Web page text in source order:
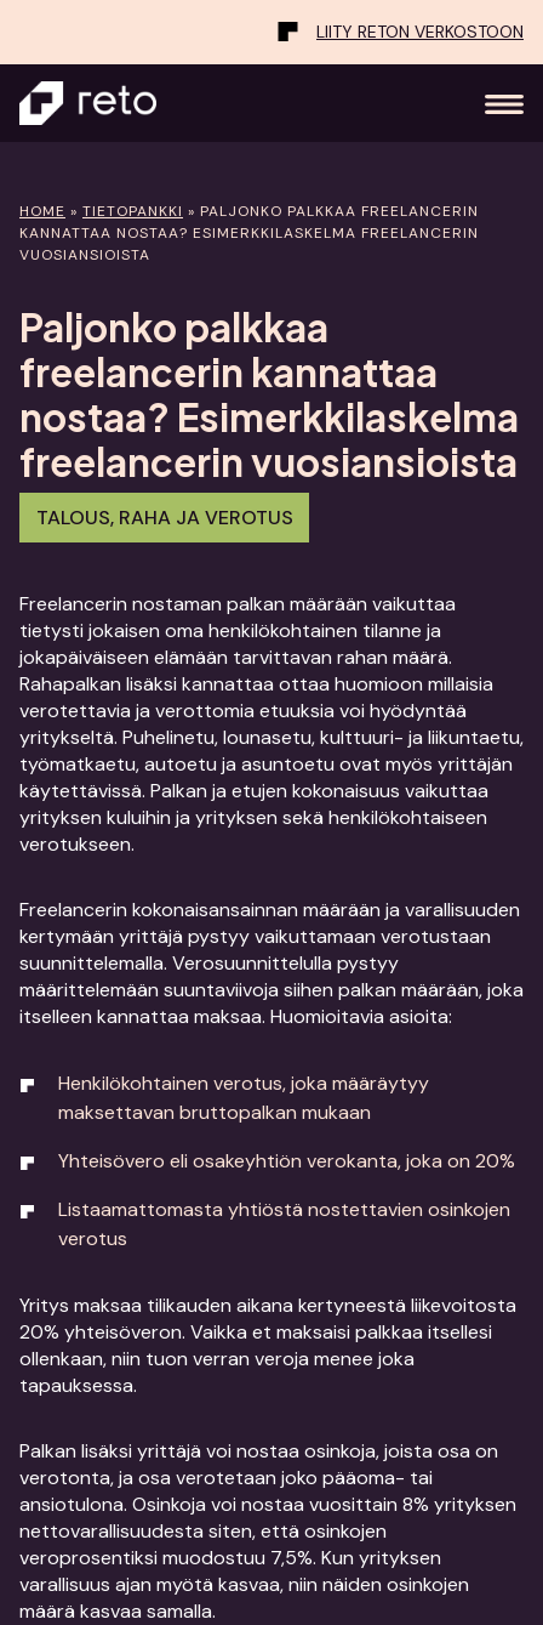
LIITY RETON VERKOSTOON
HOME » TIETOPANKKI » PALJONKO PALKKAA FREELANCERIN
KANNATTAA NOSTAA? ESIMERKKILASKELMA FREELANCERIN
VUOSIANSIOISTA
Paljonko palkkaa
freelancerin kannattaa
nostaa? Esimerkkilaskelma
freelancerin vuosiansioista
TALOUS, RAHA JA VEROTUS
Freelancerin nostaman palkan määrään vaikuttaa
tietysti jokaisen oma henkilökohtainen tilanne ja
jokapäiväiseen elämään tarvittavan rahan määrä.
Rahapalkan lisäksi kannattaa ottaa huomioon millaisia
verotettavia ja verottomia etuuksia voi hyödyntää
yritykseltä. Puhelinetu, lounasetu, kulttuuri- ja liikuntaetu,
työmatkaetu, autoetu ja asuntoetu ovat myös yrittäjän
käytettävissä. Palkan ja etujen kokonaisuus vaikuttaa
yrityksen kuluihin ja yrityksen sekä henkilökohtaiseen
verotukseen.
Freelancerin kokonaisansainnan määrään ja varallisuuden
kertymään yrittäjä pystyy vaikuttamaan verotustaan
suunnittelemalla. Verosuunnittelulla pystyy
määrittelemään suuntaviivoja siihen palkan määrään, joka
itselleen kannattaa maksaa. Huomioitavia asioita:
Henkilökohtainen verotus, joka määräytyy
maksettavan bruttopalkan mukaan
Yhteisövero eli osakeyhtiön verokanta, joka on 20%
Listaamattomasta yhtiöstä nostettavien osinkojen
verotus
Yritys maksaa tilikauden aikana kertyneestä liikevoitosta
20% yhteisöveron. Vaikka et maksaisi palkkaa itsellesi
ollenkaan, niin tuon verran veroja menee joka
tapauksessa.
Palkan lisäksi yrittäjä voi nostaa osinkoja, joista osa on
verotonta, ja osa verotetaan joko pääoma- tai
ansiotulona. Osinkoja voi nostaa vuosittain 8% yrityksen
nettovarallisuudesta siten, että osinkojen
veroprosentiksi muodostuu 7,5%. Kun yrityksen
varallisuus ajan myötä kasvaa, niin näiden osinkojen
määrä kasvaa samalla.